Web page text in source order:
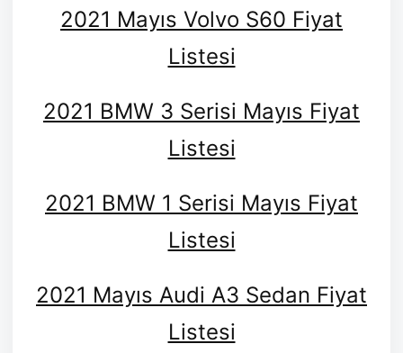
2021 Mayıs Volvo S60 Fiyat
Listesi
2021 BMW 3 Serisi Mayıs Fiyat
Listesi
2021 BMW 1 Serisi Mayıs Fiyat
Listesi
2021 Mayıs Audi A3 Sedan Fiyat
Listesi